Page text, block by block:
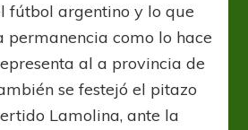
fútbol argentino y lo que
permanencia como lo hace
al a provincia de
se festejó el pitazo
Lamolina, ante la